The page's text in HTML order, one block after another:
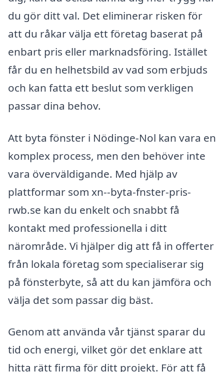
du gör ditt val. Det eliminerar risken för
att du råkar välja ett företag baserat på
enbart pris eller marknadsföring. Istället
får du en helhetsbild av vad som erbjuds
och kan fatta ett beslut som verkligen
passar dina behov.
Att byta fönster i Nödinge-Nol kan vara en
komplex process, men den behöver inte
vara överväldigande. Med hjälp av
plattformar som xn--byta-fnster-pris-
rwb.se kan du enkelt och snabbt få
kontakt med professionella i ditt
närområde. Vi hjälper dig att få in offerter
från lokala företag som specialiserar sig
på fönsterbyte, så att du kan jämföra och
välja det som passar dig bäst.
Genom att använda vår tjänst sparar du
tid och energi, vilket gör det enklare att
hitta rätt firma för ditt projekt. För att få